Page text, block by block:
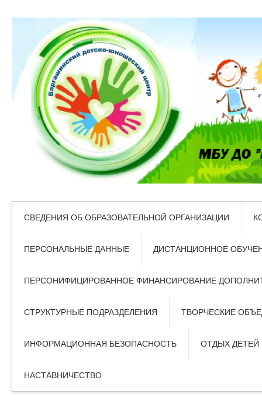
СВЕДЕНИЯ ОБ ОБРАЗОВАТЕЛЬНОЙ ОРГАНИЗАЦИИ
ПЕРСОНАЛЬНЫЕ ДАННЫЕ ДИСТАНЦИОННОЕ
ПЕРСОНИФИЦИРОВАННОЕ ФИНАНСИРОВАНИЕ
СТРУКТУРНЫЕ ПОДРАЗДЕЛЕНИЯ ТВОРЧЕСКИЕ
ИНФОРМАЦИОННАЯ БЕЗОПАСНОСТЬ ОТДЫХ ДЕТЕЙ
НАСТАВНИЧЕСТВО